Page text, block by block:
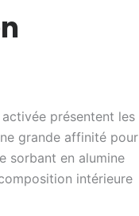
présentent les
grande affinité pour
sorbant en alumine
intérieure